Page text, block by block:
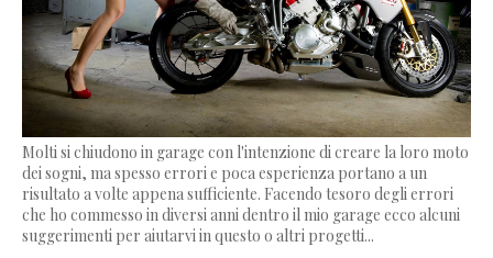
Molti si chiudono in garage con l'intenzione di creare la loro moto
dei sogni, ma spesso errori e poca esperienza portano a un
risultato a volte appena sufficiente. Facendo tesoro degli errori
che ho commesso in diversi anni dentro il mio garage ecco alcuni
suggerimenti per aiutarvi in questo o altri progetti...